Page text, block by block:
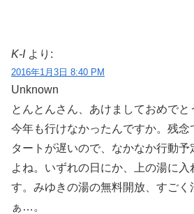
K-I より:
2016年1月3日 8:40 PM
Unknown
とんとんさん、あけましておめでと
今年も行けなかったんですか。残念
タートが遅いので、なかなか行動
よね。いずれの日にか、上の湯に入
す。みゆきの湯の無料開放、すごく
ぁ…。